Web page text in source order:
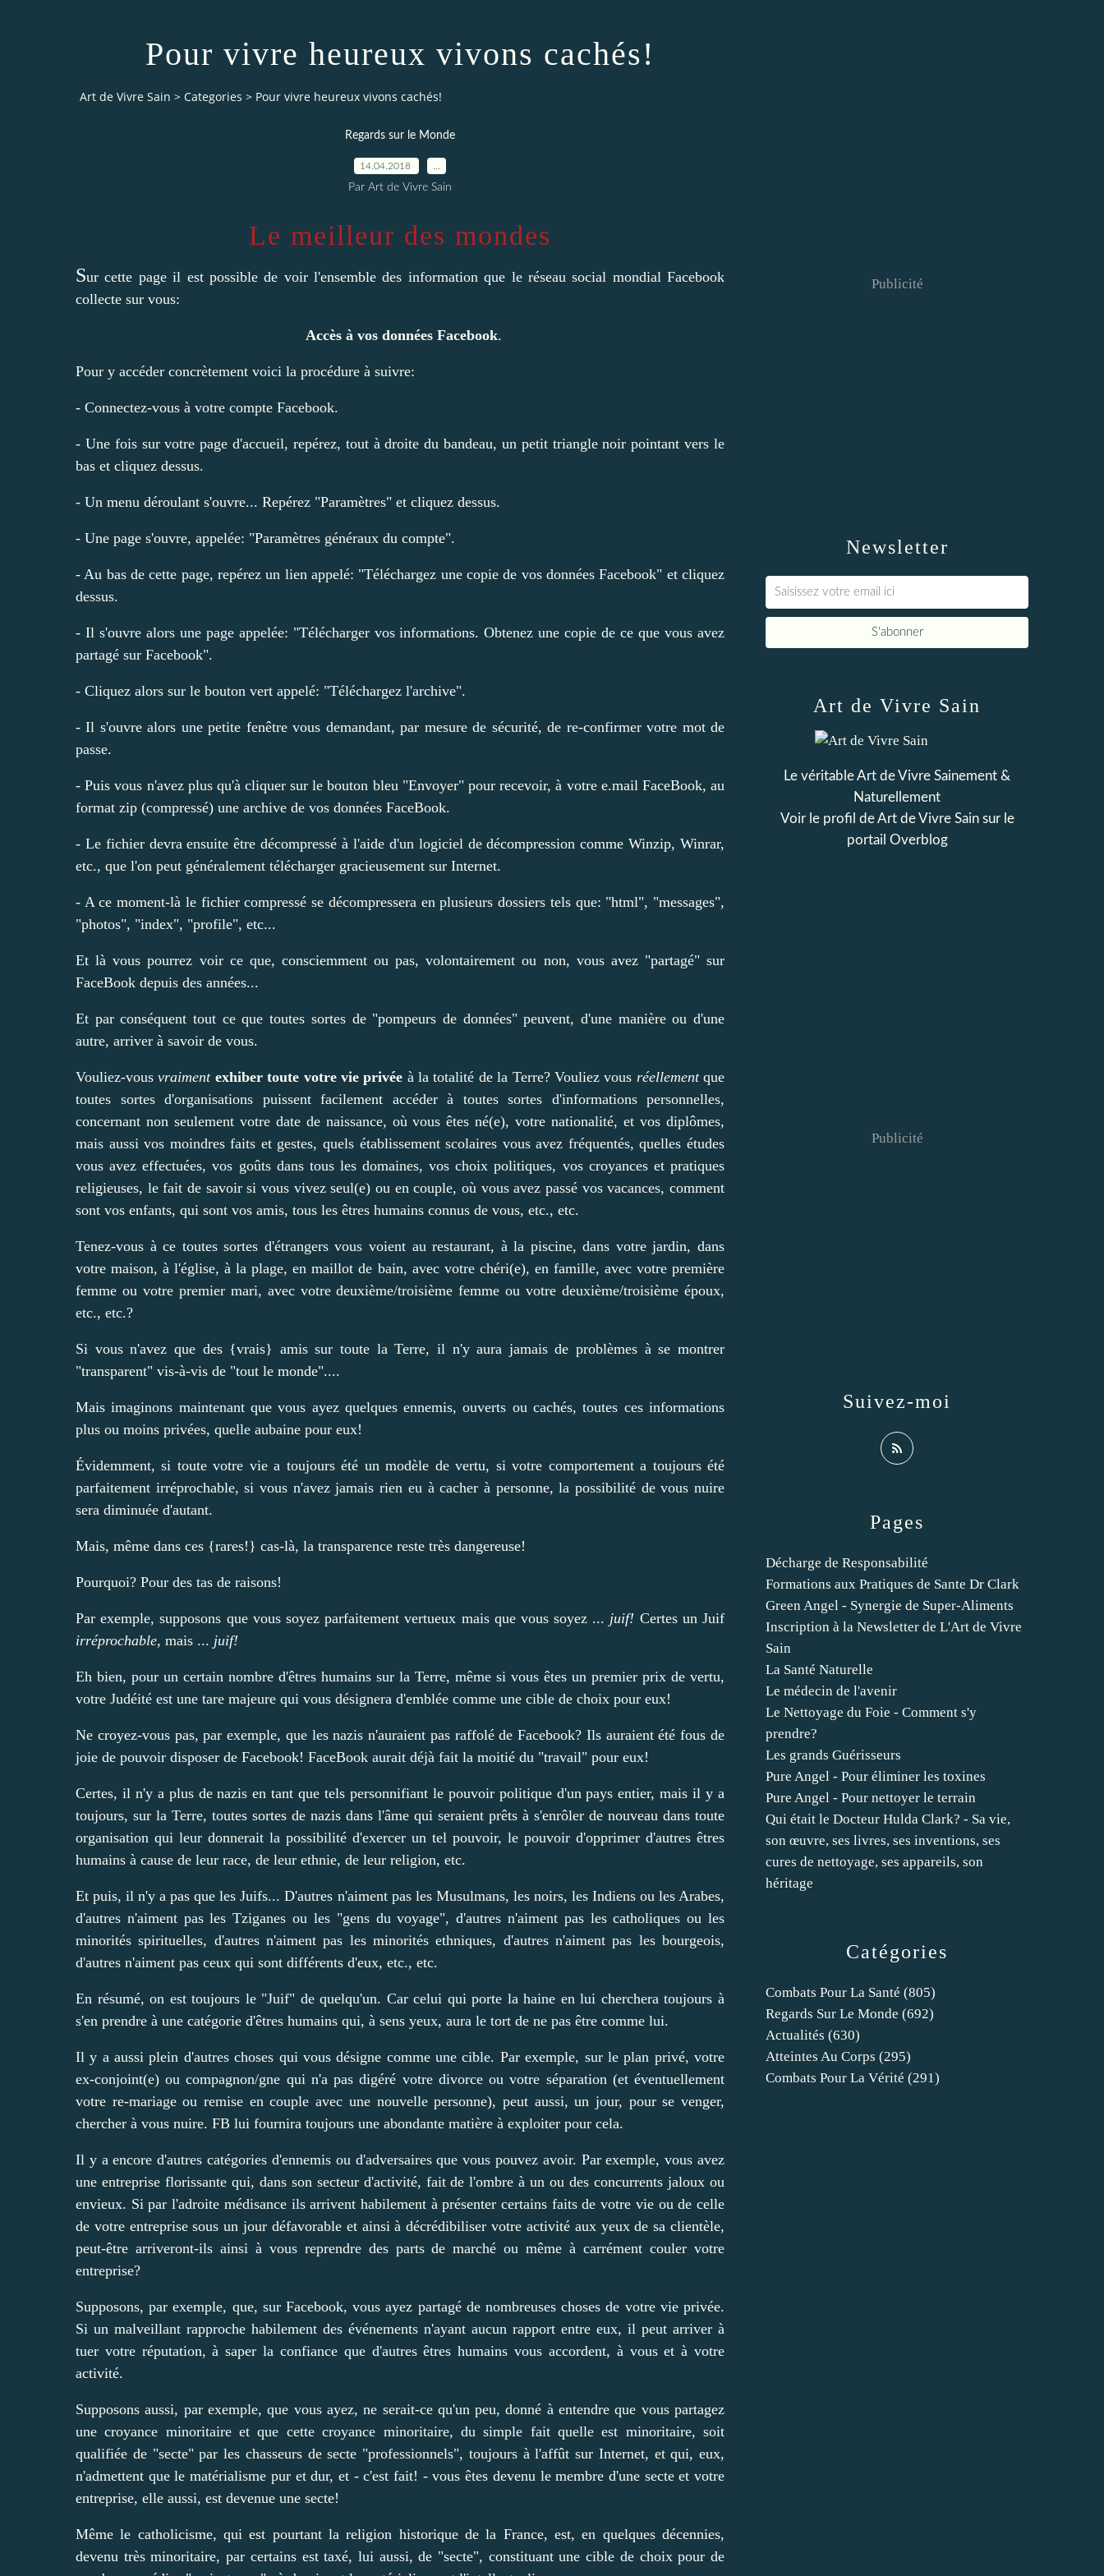
Pour vivre heureux vivons cachés!
Art de Vivre Sain > Categories > Pour vivre heureux vivons cachés!
Regards sur le Monde
14.04.2018
Par Art de Vivre Sain
Le meilleur des mondes
Sur cette page il est possible de voir l'ensemble des information que le réseau social mondial Facebook
collecte sur vous:
Accès à vos données Facebook.
Pour y accéder concrètement voici la procédure à suivre:
- Connectez-vous à votre compte Facebook.
- Une fois sur votre page d'accueil, repérez, tout à droite du bandeau, un petit triangle noir pointant vers le
bas et cliquez dessus.
- Un menu déroulant s'ouvre... Repérez "Paramètres" et cliquez dessus.
- Une page s'ouvre, appelée: "Paramètres généraux du compte".
- Au bas de cette page, repérez un lien appelé: "Téléchargez une copie de vos données Facebook" et cliquez
dessus.
- Il s'ouvre alors une page appelée: "Télécharger vos informations. Obtenez une copie de ce que vous avez
partagé sur Facebook".
- Cliquez alors sur le bouton vert appelé: "Téléchargez l'archive".
- Il s'ouvre alors une petite fenêtre vous demandant, par mesure de sécurité, de re-confirmer votre mot de
passe.
- Puis vous n'avez plus qu'à cliquer sur le bouton bleu "Envoyer" pour recevoir, à votre e.mail FaceBook, au
format zip (compressé) une archive de vos données FaceBook.
- Le fichier devra ensuite être décompressé à l'aide d'un logiciel de décompression comme Winzip, Winrar,
etc., que l'on peut généralement télécharger gracieusement sur Internet.
- A ce moment-là le fichier compressé se décompressera en plusieurs dossiers tels que: "html", "messages",
"photos", "index", "profile", etc...
Et là vous pourrez voir ce que, consciemment ou pas, volontairement ou non, vous avez "partagé" sur
FaceBook depuis des années...
Et par conséquent tout ce que toutes sortes de "pompeurs de données" peuvent, d'une manière ou d'une
autre, arriver à savoir de vous.
Vouliez-vousvraiment exhiber toute votre vie privée à la totalité de la Terre? Vouliez vous réellement que
toutes sortes d'organisations puissent facilement accéder à toutes sortes d'informations personnelles,
concernant non seulement votre date de naissance, où vous êtes né(e), votre nationalité, et vos diplômes,
mais aussi vos moindres faits et gestes, quels établissement scolaires vous avez fréquentés, quelles études
vous avez effectuées, vos goûts dans tous les domaines, vos choix politiques, vos croyances et pratiques
religieuses, le fait de savoir si vous vivez seul(e) ou en couple, où vous avez passé vos vacances, comment
sont vos enfants, qui sont vos amis, tous les êtres humains connus de vous, etc., etc.
Tenez-vous à ce toutes sortes d'étrangers vous voient au restaurant, à la piscine, dans votre jardin, dans
votre maison, à l'église, à la plage, en maillot de bain, avec votre chéri(e), en famille, avec votre première
femme ou votre premier mari, avec votre deuxième/troisième femme ou votre deuxième/troisième époux,
etc., etc.?
Si vous n'avez que des {vrais} amis sur toute la Terre, il n'y aura jamais de problèmes à se montrer
"transparent" vis-à-vis de "tout le monde"....
Mais imaginons maintenant que vous ayez quelques ennemis, ouverts ou cachés, toutes ces informations
plus ou moins privées, quelle aubaine pour eux!
Évidemment, si toute votre vie a toujours été un modèle de vertu, si votre comportement a toujours été
parfaitement irréprochable, si vous n'avez jamais rien eu à cacher à personne, la possibilité de vous nuire
sera diminuée d'autant.
Mais, même dans ces {rares!} cas-là, la transparence reste très dangereuse!
Pourquoi? Pour des tas de raisons!
Par exemple, supposons que vous soyez parfaitement vertueux mais que vous soyez ... juif! Certes un Juif
irréprochable, mais ... juif!
Eh bien, pour un certain nombre d'êtres humains sur la Terre, même si vous êtes un premier prix de vertu,
votre Judéité est une tare majeure qui vous désignera d'emblée comme une cible de choix pour eux!
Ne croyez-vous pas, par exemple, que les nazis n'auraient pas raffolé de Facebook? Ils auraient été fous de
joie de pouvoir disposer de Facebook! FaceBook aurait déjà fait la moitié du "travail" pour eux!
Certes, il n'y a plus de nazis en tant que tels personnifiant le pouvoir politique d'un pays entier, mais il y a
toujours, sur la Terre, toutes sortes de nazis dans l'âme qui seraient prêts à s'enrôler de nouveau dans toute
organisation qui leur donnerait la possibilité d'exercer un tel pouvoir, le pouvoir d'opprimer d'autres êtres
humains à cause de leur race, de leur ethnie, de leur religion, etc.
Et puis, il n'y a pas que les Juifs... D'autres n'aiment pas les Musulmans, les noirs, les Indiens ou les Arabes,
d'autres n'aiment pas les Tziganes ou les "gens du voyage", d'autres n'aiment pas les catholiques ou les
minorités spirituelles, d'autres n'aiment pas les minorités ethniques, d'autres n'aiment pas les bourgeois,
d'autres n'aiment pas ceux qui sont différents d'eux, etc., etc.
En résumé, on est toujours le "Juif" de quelqu'un. Car celui qui porte la haine en lui cherchera toujours à
s'en prendre à une catégorie d'êtres humains qui, à sens yeux, aura le tort de ne pas être comme lui.
Il y a aussi plein d'autres choses qui vous désigne comme une cible. Par exemple, sur le plan privé, votre
ex-conjoint(e) ou compagnon/gne qui n'a pas digéré votre divorce ou votre séparation (et éventuellement
votre re-mariage ou remise en couple avec une nouvelle personne), peut aussi, un jour, pour se venger,
chercher à vous nuire. FB lui fournira toujours une abondante matière à exploiter pour cela.
Il y a encore d'autres catégories d'ennemis ou d'adversaires que vous pouvez avoir. Par exemple, vous avez
une entreprise florissante qui, dans son secteur d'activité, fait de l'ombre à un ou des concurrents jaloux ou
envieux. Si par l'adroite médisance ils arrivent habilement à présenter certains faits de votre vie ou de celle
de votre entreprise sous un jour défavorable et ainsi à décrédibiliser votre activité aux yeux de sa clientèle,
peut-être arriveront-ils ainsi à vous reprendre des parts de marché ou même à carrément couler votre
entreprise?
Supposons, par exemple, que, sur Facebook, vous ayez partagé de nombreuses choses de votre vie privée.
Si un malveillant rapproche habilement des événements n'ayant aucun rapport entre eux, il peut arriver à
tuer votre réputation, à saper la confiance que d'autres êtres humains vous accordent, à vous et à votre
activité.
Supposons aussi, par exemple, que vous ayez, ne serait-ce qu'un peu, donné à entendre que vous partagez
une croyance minoritaire et que cette croyance minoritaire, du simple fait quelle est minoritaire, soit
qualifiée de "secte" par les chasseurs de secte "professionnels", toujours à l'affût sur Internet, et qui, eux,
n'admettent que le matérialisme pur et dur, et - c'est fait! - vous êtes devenu le membre d'une secte et votre
entreprise, elle aussi, est devenue une secte!
Même le catholicisme, qui est pourtant la religion historique de la France, est, en quelques décennies,
devenu très minoritaire, par certains est taxé, lui aussi, de "secte", constituant une cible de choix pour de
Newsletter
Publicité
Catégories
Combats Pour La Santé (805)
Regards Sur Le Monde (692)
Actualités (630)
Atteintes Au Corps (295)
Combats Pour La Vérité (291)
Pages
Décharge de Responsabilité
Formations aux Pratiques de Sante Dr Clark
Green Angel - Synergie de Super-Aliments
Inscription à la Newsletter de L'Art de Vivre
Sain
La Santé Naturelle
Le médecin de l'avenir
Le Nettoyage du Foie - Comment s'y
prendre?
Les grands Guérisseurs
Pure Angel - Pour éliminer les toxines
Pure Angel - Pour nettoyer le terrain
Qui était le Docteur Hulda Clark? - Sa vie,
son œuvre, ses livres, ses inventions, ses
cures de nettoyage, ses appareils, son
héritage
Art de Vivre Sain
Le véritable Art de Vivre Sainement &
Naturellement
Voir le profil deArt de Vivre Sainsur le
portail Overblog
Suivez-moi
Publicité